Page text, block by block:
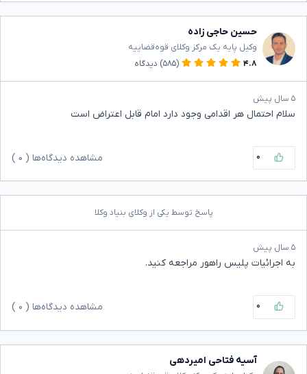
حسین حاجی زاده
وکیل پایه یک مرکز وکلای قوه‌قضاییه
۴.۸
(۵۸۵) دیدگاه
۵ سال پیش
سلام احتمال هر اقدامی وجود دارد امام قابل اعتراض است
۰ مشاهده دیدگاه‌ها ( ۰
پاسخ توسط یکی از وکلای بنیاد وکلا
۵ سال پیش
به اجرائیات پلیس راهور مراجعه کنید.
۰ مشاهده دیدگاه‌ها ( ۰
آسیه فتاحی امیردهی